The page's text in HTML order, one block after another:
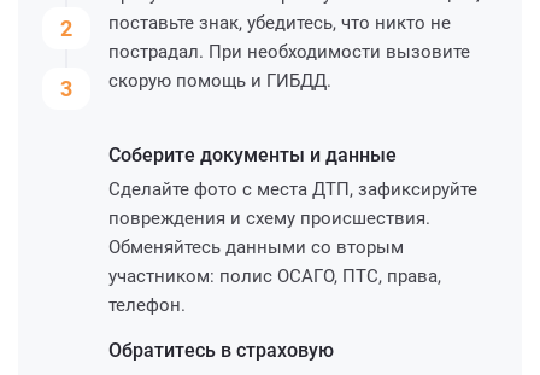
2
3
поставьте знак, убедитесь, что никто не
пострадал. При необходимости вызовите
скорую помощь и ГИБДД.
Соберите документы и данные
Сделайте фото с места ДТП, зафиксируйте
повреждения и схему происшествия.
Обменяйтесь данными со вторым
участником: полис ОСАГО, ПТС, права,
телефон.
Обратитесь в страховую